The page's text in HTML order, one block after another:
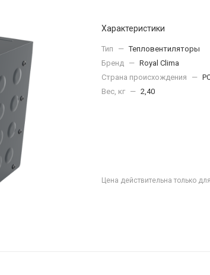
Характеристики
Тип — Тепловентиляторы
Бренд — Royal Clima
Страна происхождения
—
Вес, кг — 2,40
Цена действительна только